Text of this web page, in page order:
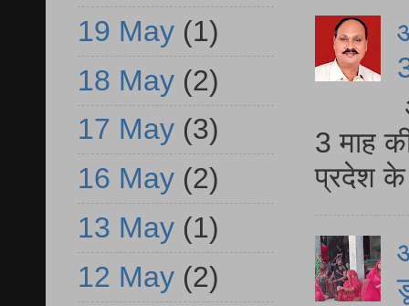
3 माह
प्रदेश
19 May (1)
18 May (2)
17 May (3)
16 May (2)
13 May (1)
12 May (2)